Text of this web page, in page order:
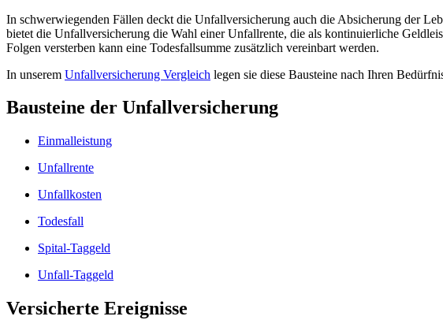
In schwerwiegenden Fällen deckt die Unfallversicherung auch die Absicherung der
bietet die Unfallversicherung die Wahl einer Unfallrente, die als kontinuierliche
Folgen versterben kann eine Todesfallsumme zusätzlich vereinbart werden.
In unserem Unfallversicherung Vergleich legen sie diese Bausteine nach Ihren
Bausteine der Unfallversicherung
Einmalleistung
Unfallrente
Unfallkosten
Todesfall
Spital-Taggeld
Unfall-Taggeld
Versicherte Ereignisse